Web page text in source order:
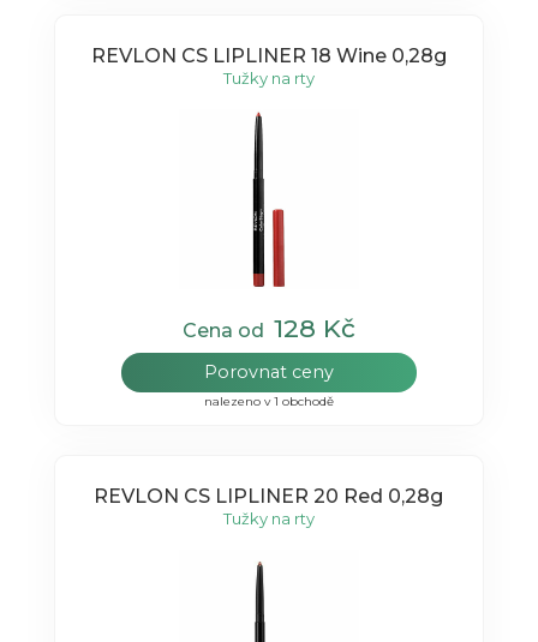
REVLON CS LIPLINER 18 Wine 0,28g
Tužky na rty
Cena od 128 Kč
Porovnat ceny
nalezeno v 1 obchodě
REVLON CS LIPLINER 20 Red 0,28g
Tužky na rty